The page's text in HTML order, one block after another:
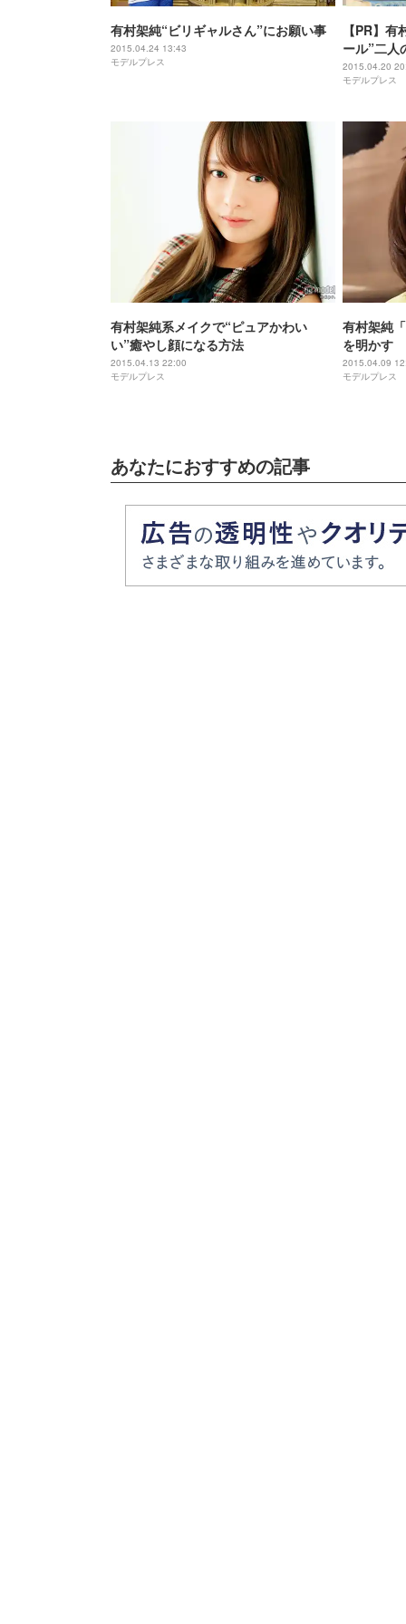
有村架純“ビリギャルさん”にお願い事
2015.04.24 13:43
モデルプレス
【PR】
ール”二人
と話題に
2015.04.20
モデルプレス
有村架純系メイクで“ピュアかわい
い”癒やし顔になる方法
2015.04.13 22:00
モデルプレス
有村架純
を明かす
2015.04.09
モデルプレス
あなたにおすすめの記事